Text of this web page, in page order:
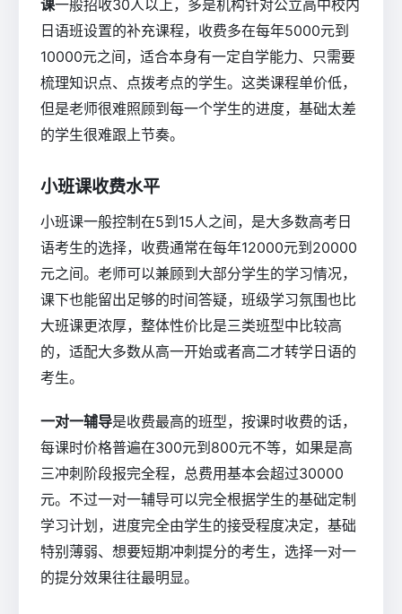
课一般招收30人以上，多是机构针对公立高中校内
日语班设置的补充课程，收费多在每年5000元到
10000元之间，适合本身有一定自学能力、只需要
梳理知识点、点拨考点的学生。这类课程单价低，
但是老师很难照顾到每一个学生的进度，基础太差
的学生很难跟上节奏。
小班课收费水平
小班课一般控制在5到15人之间，是大多数高考日
语考生的选择，收费通常在每年12000元到20000
元之间。老师可以兼顾到大部分学生的学习情况，
课下也能留出足够的时间答疑，班级学习氛围也比
大班课更浓厚，整体性价比是三类班型中比较高
的，适配大多数从高一开始或者高二才转学日语的
考生。
一对一辅导是收费最高的班型，按课时收费的话，
每课时价格普遍在300元到800元不等，如果是高
三冲刺阶段报完全程，总费用基本会超过30000
元。不过一对一辅导可以完全根据学生的基础定制
学习计划，进度完全由学生的接受程度决定，基础
特别薄弱、想要短期冲刺提分的考生，选择一对一
的提分效果往往最明显。